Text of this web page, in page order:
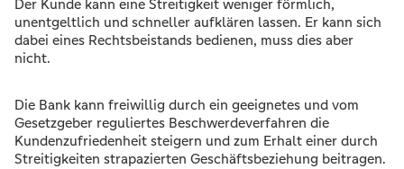
Der Kunde kann eine Streitigkeit weniger förmlich,
unentgeltlich und schneller aufklären lassen. Er kann sich
dabei eines Rechtsbeistands bedienen, muss dies aber
nicht.
Die Bank kann freiwillig durch ein geeignetes und vom
Gesetzgeber reguliertes Beschwerdeverfahren die
Kundenzufriedenheit steigern und zum Erhalt einer durch
Streitigkeiten strapazierten Geschäftsbeziehung beitragen.